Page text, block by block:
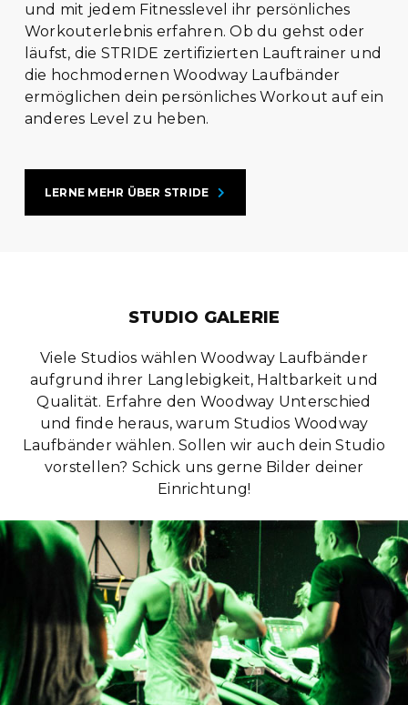
und mit jedem Fitnesslevel ihr persönliches
Workouterlebnis erfahren. Ob du gehst oder
läufst, die STRIDE zertifizierten Lauftrainer und
die hochmodernen Woodway Laufbänder
ermöglichen dein persönliches Workout auf ein
anderes Level zu heben.
LERNE MEHR ÜBER STRIDE
STUDIO GALERIE
Viele Studios wählen Woodway Laufbänder
aufgrund ihrer Langlebigkeit, Haltbarkeit und
Qualität. Erfahre den Woodway Unterschied
und finde heraus, warum Studios Woodway
Laufbänder wählen. Sollen wir auch dein Studio
vorstellen? Schick uns gerne Bilder deiner
Einrichtung!